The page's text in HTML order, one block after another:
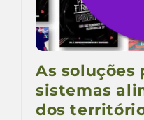
As soluções
sistemas
dos